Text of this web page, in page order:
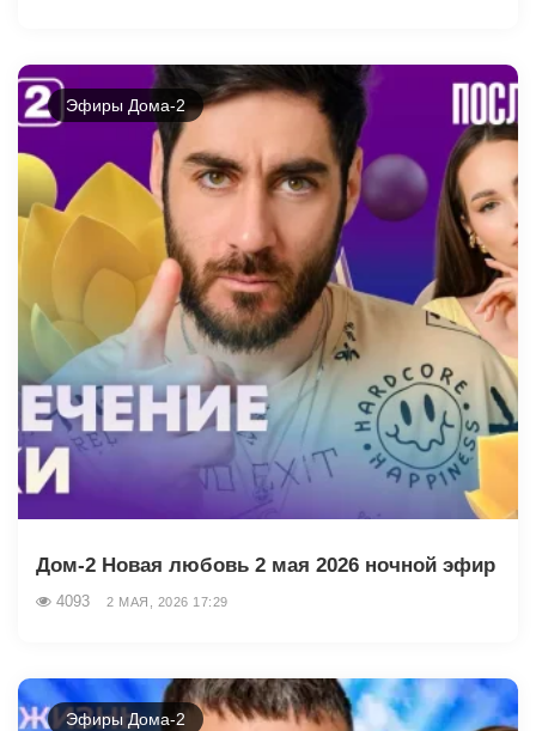
Эфиры Дома-2
Дом-2 Новая любовь 2 мая 2026 ночной эфир
4093 2 МАЯ, 2026 17:29
Эфиры Дома-2